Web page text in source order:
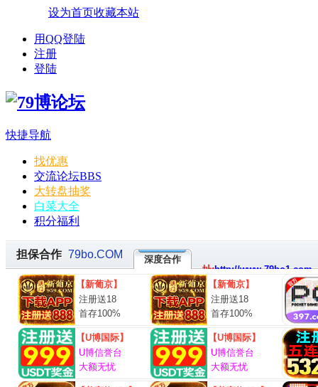
设为首页收藏本站
用QQ登陆
注册
登陆
快捷导航
找优惠
交流论坛BBS
大转盘抽奖
白菜大全
积分福利